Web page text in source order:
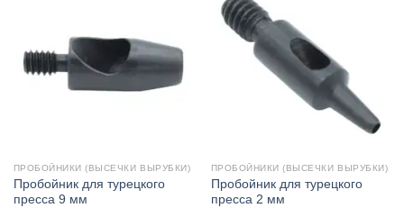
ПРОБОЙНИКИ (ВЫСЕЧКИ ВЫРУБКИ)
Пробойник для турецкого
пресса 9 мм
ПРОБОЙНИКИ (ВЫСЕЧКИ ВЫРУБКИ)
Пробойник для турецкого
пресса 2 мм